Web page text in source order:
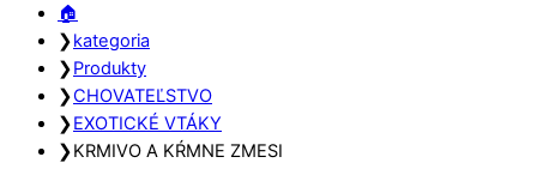
🏠︎
❯kategoria
❯Produkty
❯CHOVATEĽSTVO
❯EXOTICKÉ VTÁKY
❯KRMIVO A KŔMNE ZMESI